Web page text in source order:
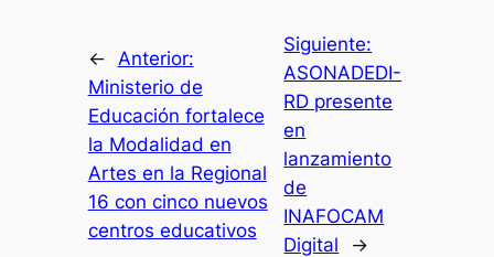
←
Anterior:
Ministerio de
Educación fortalece
la Modalidad en
Artes en la Regional
16 con cinco nuevos
centros educativos
Siguiente:
ASONADEDI-
RD presente
en
lanzamiento
de
INAFOCAM
Digital
→